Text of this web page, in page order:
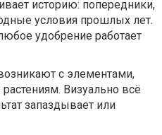
историю: попередники,
условия прошлых лет.
удобрение работает
с элементами,
Визуально всё
запаздывает или